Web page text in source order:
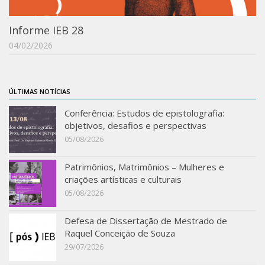
Acadêmico
Graduação
Publicações
Almanack Braziliense
Cadernos do IEB
Catálogos
Estudos Brasileiros
Guia do IEB
Informe IEB
Livros publicados
MarioScriptor
Informe IEB 28
04/02/2026
ÚLTIMAS NOTÍCIAS
Conferência: Estudos de epistolografia:
objetivos, desafios e perspectivas
05/08/2026
Patrimônios, Matrimônios – Mulheres e
criações artísticas e culturais
05/08/2026
Defesa de Dissertação de Mestrado de
Raquel Conceição de Souza
29/07/2026